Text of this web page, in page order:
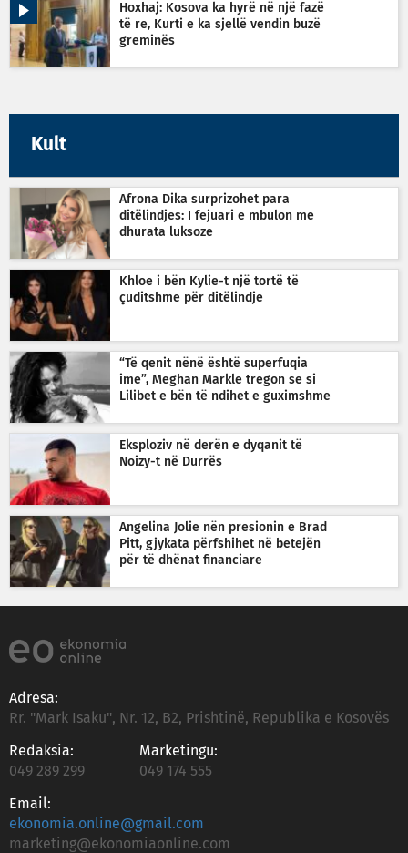
Hoxhaj: Kosova ka hyrë në një fazë
të re, Kurti e ka sjellë vendin buzë
greminës
Kult
Afrona Dika surprizohet para
ditëlindjes: I fejuari e mbulon me
dhurata luksoze
Khloe i bën Kylie-t një tortë të
çuditshme për ditëlindje
“Të qenit nënë është superfuqia
ime”, Meghan Markle tregon se si
Lilibet e bën të ndihet e guximshme
Eksploziv në derën e dyqanit të
Noizy-t në Durrës
Angelina Jolie nën presionin e Brad
Pitt, gjykata përfshihet në betejën
për të dhënat financiare
Adresa:
Rr. "Mark Isaku", Nr. 12, B2, Prishtinë, Republika e Kosovës
Redaksia:
049 289 299
Marketingu:
049 174 555
Email:
ekonomia.online@gmail.com
marketing@ekonomiaonline.com